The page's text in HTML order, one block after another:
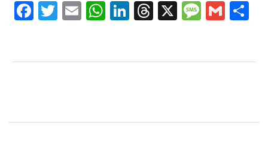
FacebookTwitterEmail WhatsAppLinkedInThreads
X Message
Gmail